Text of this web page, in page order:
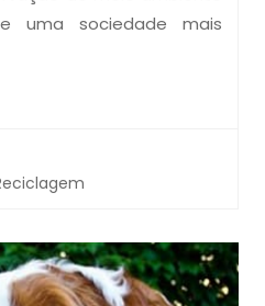
uma sociedade mais